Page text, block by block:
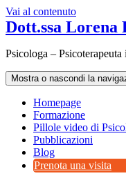
Vai al contenuto
Dott.ssa Lorena
Psicologa –
Mostra o nascondi la
Homepage
Formazione
Pillole video di
Pubblicazioni
Blog
Prenota una visita